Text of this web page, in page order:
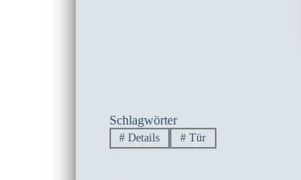
Schlagwörter
# Details # Tür